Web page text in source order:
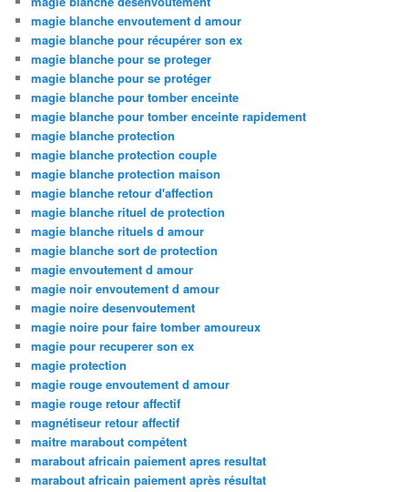
magie blanche envoutement d amour
magie blanche pour récupérer son ex
magie blanche pour se proteger
magie blanche pour se protéger
magie blanche pour tomber enceinte
magie blanche pour tomber enceinte rapidement
magie blanche protection
magie blanche protection couple
magie blanche protection maison
magie blanche retour d'affection
magie blanche rituel de protection
magie blanche rituels d amour
magie blanche sort de protection
magie envoutement d amour
magie noir envoutement d amour
magie noire desenvoutement
magie noire pour faire tomber amoureux
magie pour recuperer son ex
magie protection
magie rouge envoutement d amour
magie rouge retour affectif
magnétiseur retour affectif
maitre marabout compétent
marabout africain paiement apres resultat
marabout africain paiement après résultat